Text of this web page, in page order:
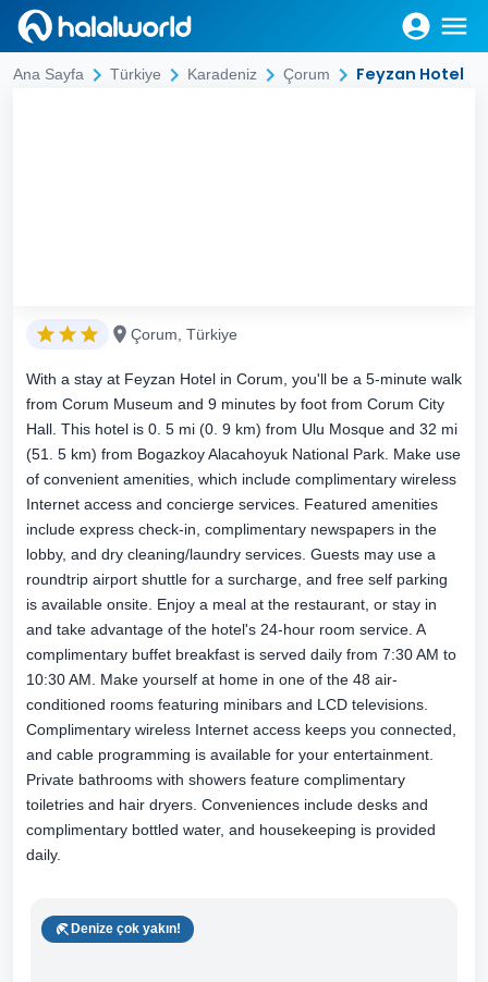
Ana Sayfa Türkiye Karadeniz Çorum Feyzan Hotel
Çorum, Türkiye
With a stay at Feyzan Hotel in Corum, you'll be a 5-minute walk
from Corum Museum and 9 minutes by foot from Corum City
Hall. This hotel is 0. 5 mi (0. 9 km) from Ulu Mosque and 32 mi
(51. 5 km) from Bogazkoy Alacahoyuk National Park. Make use
of convenient amenities, which include complimentary wireless
Internet access and concierge services. Featured amenities
include express check-in, complimentary newspapers in the
lobby, and dry cleaning/laundry services. Guests may use a
roundtrip airport shuttle for a surcharge, and free self parking
is available onsite. Enjoy a meal at the restaurant, or stay in
and take advantage of the hotel's 24-hour room service. A
complimentary buffet breakfast is served daily from 7:30 AM to
10:30 AM. Make yourself at home in one of the 48 air-
conditioned rooms featuring minibars and LCD televisions.
Complimentary wireless Internet access keeps you connected,
and cable programming is available for your entertainment.
Private bathrooms with showers feature complimentary
toiletries and hair dryers. Conveniences include desks and
complimentary bottled water, and housekeeping is provided
daily.
Denize çok yakın!